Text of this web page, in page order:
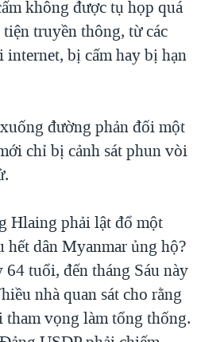
không được tụ họp quá
truyền thông, từ các
bị cấm hay bị hạn
đường phản đối một
chỉ bị cảnh sát phun vòi
Hlaing phải lật đổ một
hết dân Myanmar ủng hộ?
tuổi, đến tháng Sáu này
nhà quan sát cho rằng
vọng làm tổng thống.